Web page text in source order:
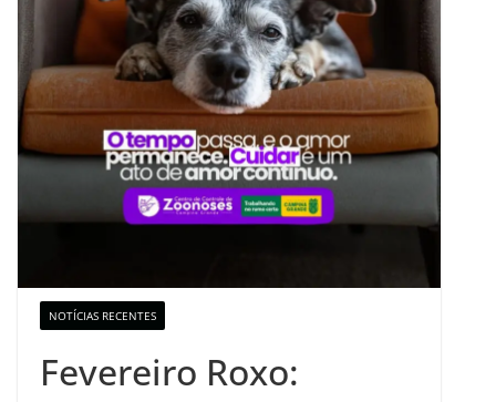
NOTÍCIAS RECENTES
Fevereiro Roxo: